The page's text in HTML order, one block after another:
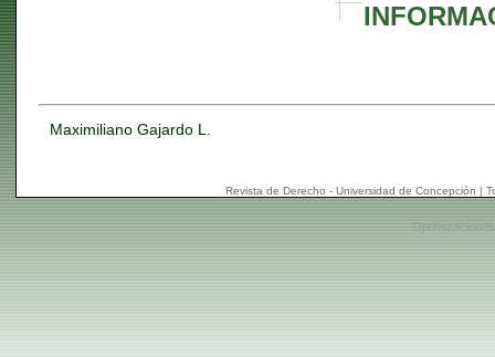
Maximiliano Gajardo L.
Revista de Derecho - Universidad de Concepción |